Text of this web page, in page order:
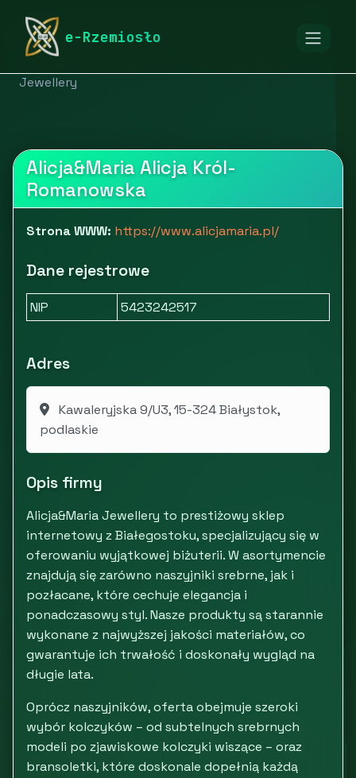
e-Rzemiosło
rymarstwo-poznan.pl
Biżuteria i zegarki
Jewellery
Alicja&Maria Alicja Król-
Romanowska
Strona WWW: https://www.alicjamaria.pl/
Dane rejestrowe
NIP 5423242517
Adres
Kawaleryjska 9/U3, 15-324 Białystok,
podlaskie
Opis firmy
Alicja&Maria Jewellery to prestiżowy sklep
internetowy z Białegostoku, specjalizujący się w
oferowaniu wyjątkowej biżuterii. W asortymencie
znajdują się zarówno naszyjniki srebrne, jak i
pozłacane, które cechuje elegancja i
ponadczasowy styl. Nasze produkty są starannie
wykonane z najwyższej jakości materiałów, co
gwarantuje ich trwałość i doskonały wygląd na
długie lata.
Oprócz naszyjników, oferta obejmuje szeroki
wybór kolczyków – od subtelnych srebrnych
modeli po zjawiskowe kolczyki wiszące – oraz
bransoletki, które doskonale dopełnią każdą